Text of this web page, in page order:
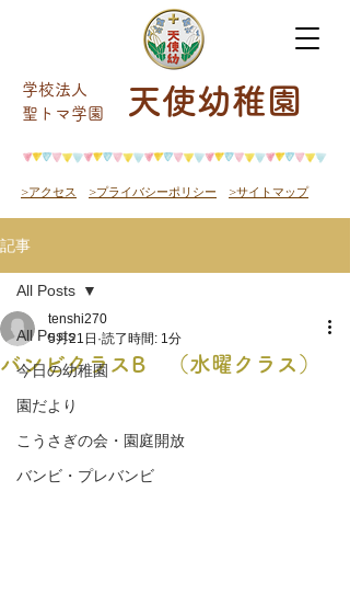
天使幼稚園
学校法人
​聖トマ学園
>アクセス >プライバシーポリシー >サイトマップ
記事
All Posts
今日の幼稚園
園だより
こうさぎの会・園庭開放
バンビ・プレバンビ
All Posts
バンビクラスB （水曜クラス）
tenshi270
5月21日 読了時間: 1分